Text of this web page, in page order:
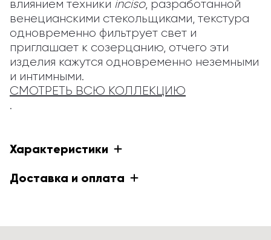
влиянием техники inciso, разработанной
венецианскими стекольщиками, текстура
одновременно фильтрует свет и
приглашает к созерцанию, отчего эти
изделия кажутся одновременно неземными
и интимными.
СМОТРЕТЬ ВСЮ КОЛЛЕКЦИЮ
.
Характеристики
Доставка и оплата